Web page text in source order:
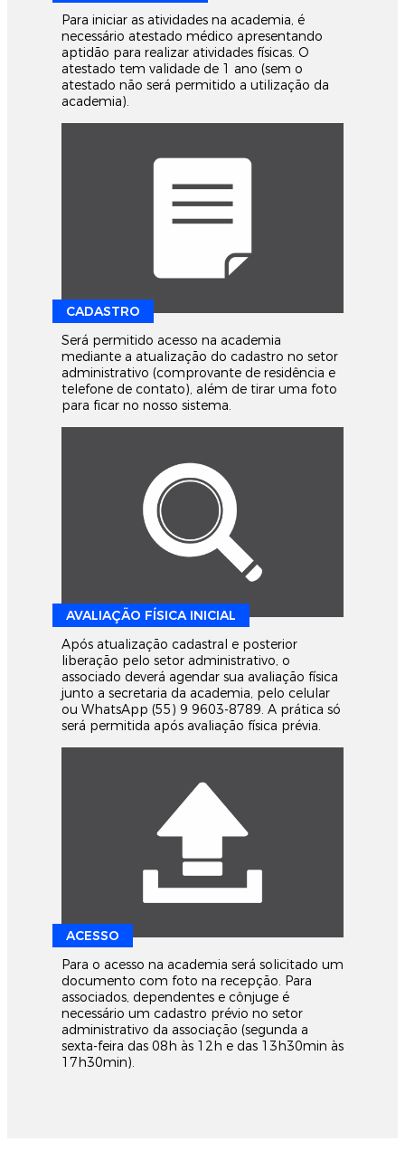
Para iniciar as atividades na academia, é
necessário atestado médico apresentando
aptidão para realizar atividades físicas. O
atestado tem validade de 1 ano (sem o
atestado não será permitido a utilização da
academia).
CADASTRO
Será permitido acesso na academia
mediante a atualização do cadastro no setor
administrativo (comprovante de residência e
telefone de contato), além de tirar uma foto
para ficar no nosso sistema.
AVALIAÇÃO FÍSICA INICIAL
Após atualização cadastral e posterior
liberação pelo setor administrativo, o
associado deverá agendar sua avaliação física
junto a secretaria da academia, pelo celular
ou WhatsApp (55) 9 9603-8789. A prática só
será permitida após avaliação física prévia.
ACESSO
Para o acesso na academia será solicitado um
documento com foto na recepção. Para
associados, dependentes e cônjuge é
necessário um cadastro prévio no setor
administrativo da associação (segunda a
sexta-feira das 08h às 12h e das 13h30min às
17h30min).